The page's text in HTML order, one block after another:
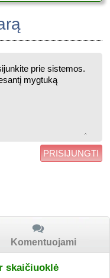
PRISIJUNGTI
Komentuojami
skaičiuoklė